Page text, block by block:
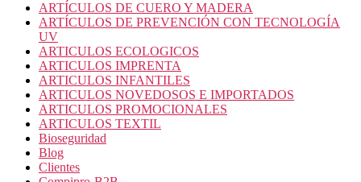
ARTÍCULOS DE CUERO Y MADERA
ARTÍCULOS DE PREVENCIÓN CON TECNOLOGÍA
UV
ARTICULOS ECOLOGICOS
ARTICULOS IMPRENTA
ARTICULOS INFANTILES
ARTICULOS NOVEDOSOS E IMPORTADOS
ARTICULOS PROMOCIONALES
ARTICULOS TEXTIL
Bioseguridad
Blog
Clientes